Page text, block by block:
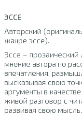
ЭССЕ
Авторский
жанре эссе).
Эссе –
мнение автора по
впечатления,
высказывая свою
аргументы в
живой разговор с
развивая свою мысль.